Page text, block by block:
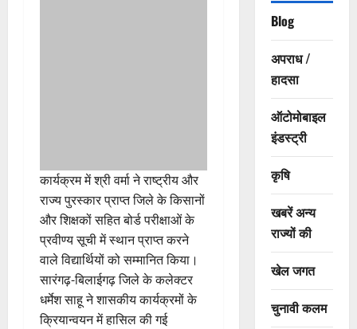
कार्यक्रम में श्री वर्मा ने राष्ट्रीय और
राज्य पुरस्कार प्राप्त जिले के किसानों
और शिक्षकों सहित बोर्ड परीक्षाओं के
प्रवीण्य सूची में स्थान प्राप्त करने
वाले विद्यार्थियों को सम्मानित किया।
सारंगढ़-बिलाईगढ़ जिले के कलेक्टर
धर्मेश साहू ने शासकीय कार्यक्रमों के
क्रियान्वयन में हासिल की गई
Blog
अपराध /
हादसा
ऑटोमोबाइल
इंडस्ट्री
कृषि
खबरें अन्य
राज्यों की
खेल जगत
चुनावी कलम